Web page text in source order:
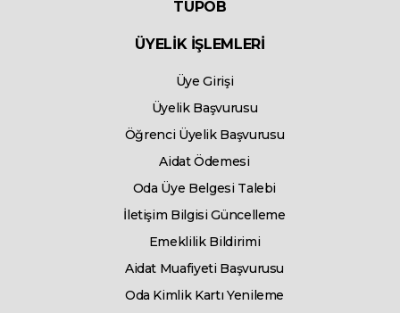
TUPOB
ÜYELİK İŞLEMLERİ
Üye Girişi
Üyelik Başvurusu
Öğrenci Üyelik Başvurusu
Aidat Ödemesi
Oda Üye Belgesi Talebi
İletişim Bilgisi Güncelleme
Emeklilik Bildirimi
Aidat Muafiyeti Başvurusu
Oda Kimlik Kartı Yenileme